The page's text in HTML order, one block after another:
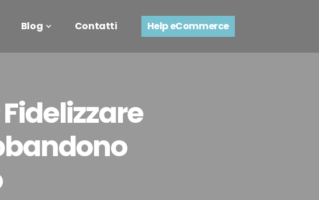
Blog Contatti Help eCommerce